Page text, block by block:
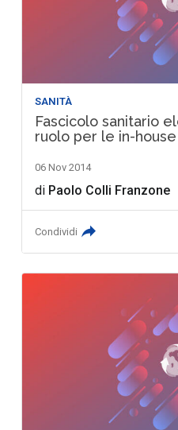
SANITÀ
Fascicolo sanitario
ruolo per le in-house
06 Nov 2014
di Paolo Colli Franzone
Condividi